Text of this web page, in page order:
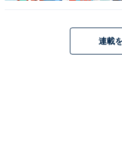
連載